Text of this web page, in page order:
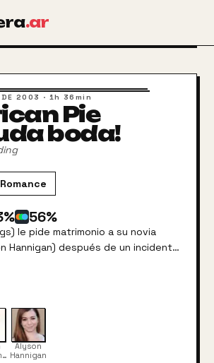
.ar
DE 2003 · 1h 36min
Pie
boda!
Romance
% 56%
le pide matrimonio a su novia
Hannigan) después de un incidente
ahí para Jim. Ahora tiene que
la ayuda de sus amigos Kevin y
Stifler, su grosero compañero de
la fiesta. Jim también se preocupa
a los padres de Michelle y por
antes del gran día. Entre bromas
Alyson
Hannigan